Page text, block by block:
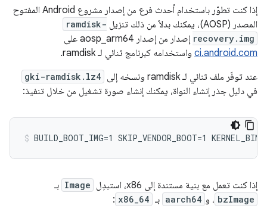
إذا كنت تطوّر باستخدام أحدث فرع من إصدار مشروع Android المفتوح
المصدر (AOSP)، يمكنك بدلاً من ذلك تنزيل
ramdisk-
recovery.img إصدار من إصدار aosp_arm64 على
ci.android.com واستخدامه كبرنامج ثنائي لـ ramdisk.
عند توفّر ملف ثنائي لـ ramdisk ونسخه إلى
gki-ramdisk.lz4
في دليل جذر إنشاء النواة، يمكنك إنشاء صورة تشغيل من خلال تنفيذ:
إذا كنت تعمل مع بنية مستندة إلى x86، استبدِل Image بـ
bzImage ، و aarch64 بـ x86_64
: